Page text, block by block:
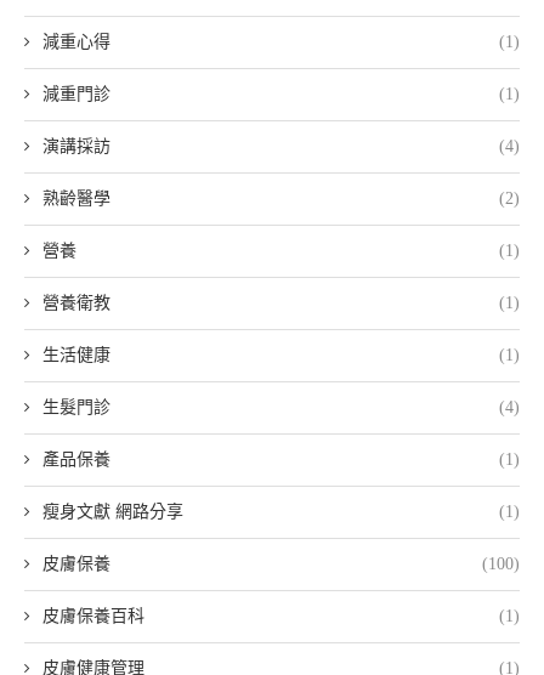
減重心得 (1)
減重門診 (1)
演講採訪 (4)
熟齡醫學 (2)
營養 (1)
營養衛教 (1)
生活健康 (1)
生髮門診 (4)
產品保養 (1)
瘦身文獻 網路分享 (1)
皮膚保養 (100)
皮膚保養百科 (1)
皮膚健康管理 (1)